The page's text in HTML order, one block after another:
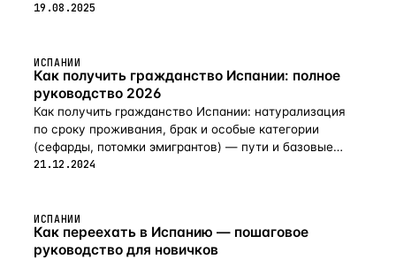
19.08.2025
ИСПАНИИ
Как получить гражданство Испании: полное
руководство 2026
Как получить гражданство Испании: натурализация
по сроку проживания, брак и особые категории
(сефарды, потомки эмигрантов) — пути и базовые
требования в 2026 году.
21.12.2024
ИСПАНИИ
Как переехать в Испанию — пошаговое
руководство для новичков